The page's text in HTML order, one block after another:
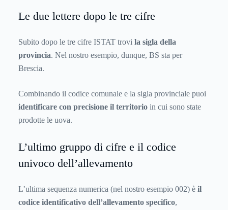
Le due lettere dopo le tre cifre
Subito dopo le tre cifre ISTAT trovi la sigla della
provincia. Nel nostro esempio, dunque, BS sta per
Brescia.
Combinando il codice comunale e la sigla provinciale puoi
identificare con precisione il territorio in cui sono state
prodotte le uova.
L’ultimo gruppo di cifre e il codice
univoco dell’allevamento
L’ultima sequenza numerica (nel nostro esempio 002) è il
codice identificativo dell’allevamento specifico,